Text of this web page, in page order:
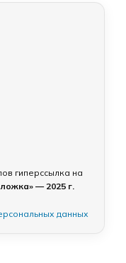
гиперссылка на
— 2025 г.
данных